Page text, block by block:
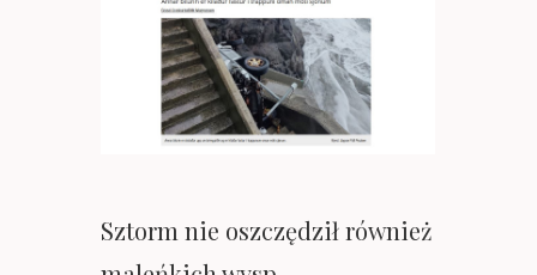
Sztorm nie oszczędził również